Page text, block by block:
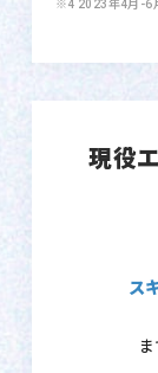
※4 2023年4月-6
現役
ス